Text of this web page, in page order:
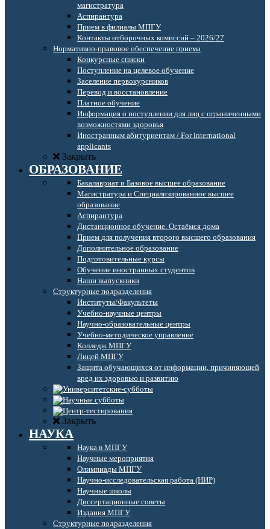
магистратура
Аспирантура
Прием в филиалы МПГУ
Контакты отборочных комиссий – 2026/27
Нормативно-правовое обеспечение приема
Конкурсные списки
Поступление на целевое обучение
Заселение первокурсников
Перевод и восстановление
Платное обучение
Информация о поступлении для лиц с ограниченными
возможностями здоровья
Иностранным абитуриентам / For international
applicants
Закрыть
ОБРАЗОВАНИЕ
Бакалавриат и Базовое высшее образование
Магистратура и Специализированное высшее
образование
Аспирантура
Дистанционное обучение. Остаёмся дома
Прием для получения второго высшего образования
Дополнительное образование
Подготовительные курсы
Обучение иностранных студентов
Наши выпускники
Структурные подразделения
Институты/Факультеты
Учебно-научные центры
Научно-образовательные центры
Учебно-методическое управление
Колледж МПГУ
Лицей МПГУ
Защита обучающихся от информации, причиняющей
вред их здоровью и развитию
Закрыть
НАУКА
Наука в МПГУ
Научные мероприятия
Олимпиады МПГУ
Научно-исследовательская работа (НИР)
Научные школы
Диссертационные советы
Издания МПГУ
Структурные подразделения